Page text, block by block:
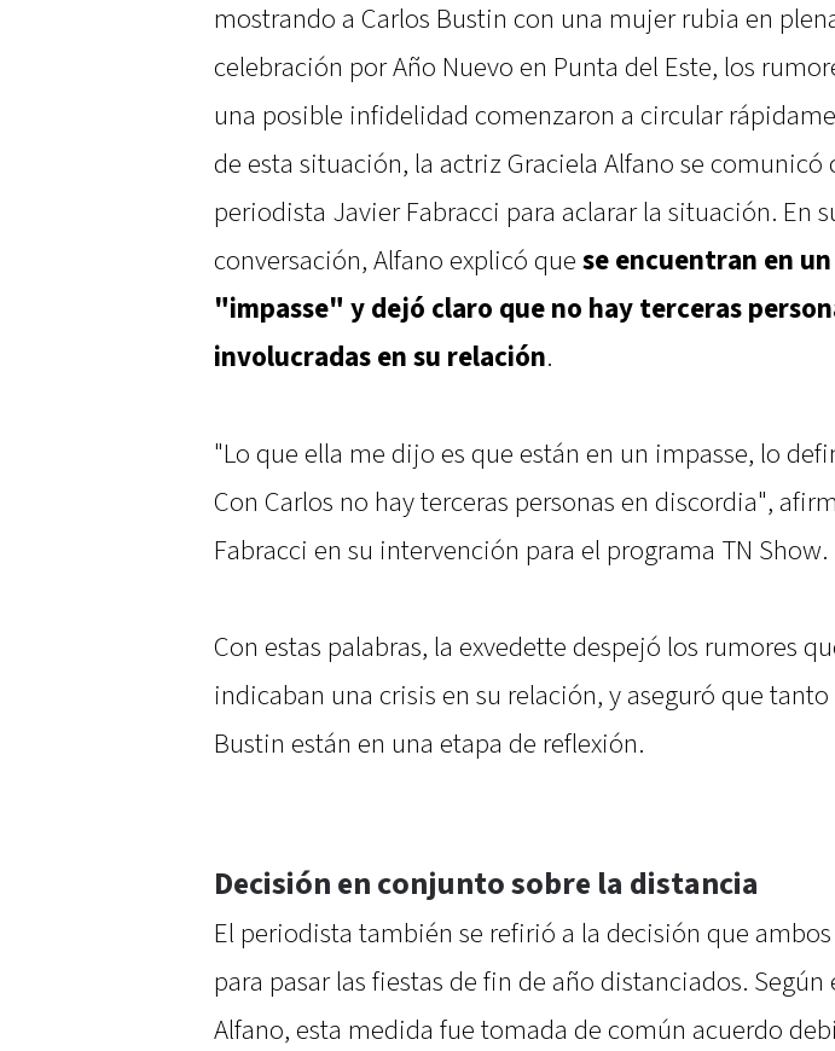
mostrando a Carlos Bustin con una mujer rubia en
celebración por Año Nuevo en Punta del Este, los
una posible infidelidad comenzaron a circular
de esta situación, la actriz Graciela Alfano se comunicó
periodista Javier Fabracci para aclarar la situación. En
conversación, Alfano explicó que se encuentran en un
"impasse" y dejó claro que no hay terceras
involucradas en su relación.
"Lo que ella me dijo es que están en un impasse, lo
Con Carlos no hay terceras personas en discordia",
Fabracci en su intervención para el programa TN Show.
Con estas palabras, la exvedette despejó los rumores
indicaban una crisis en su relación, y aseguró que
Bustin están en una etapa de reflexión.
Decisión en conjunto sobre la distancia
El periodista también se refirió a la decisión que
para pasar las fiestas de fin de año distanciados. Según
Alfano, esta medida fue tomada de común acuerdo